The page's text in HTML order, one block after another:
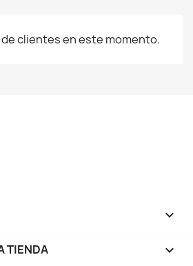
clientes en este momento.

TIENDA keyboard_arrow_down